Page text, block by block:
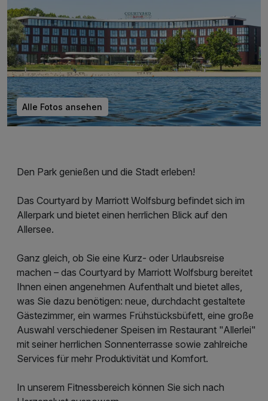
Alle Fotos ansehen
Den Park genießen und die Stadt erleben!
Das Courtyard by Marriott Wolfsburg befindet sich im
Allerpark und bietet einen herrlichen Blick auf den
Allersee.
Ganz gleich, ob Sie eine Kurz- oder Urlaubsreise
machen – das Courtyard by Marriott Wolfsburg bereitet
Ihnen einen angenehmen Aufenthalt und bietet alles,
was Sie dazu benötigen: neue, durchdacht gestaltete
Gästezimmer, ein warmes Frühstücksbüfett, eine große
Auswahl verschiedener Speisen im Restaurant "Allerlei"
mit seiner herrlichen Sonnenterrasse sowie zahlreiche
Services für mehr Produktivität und Komfort.
In unserem Fitnessbereich können Sie sich nach